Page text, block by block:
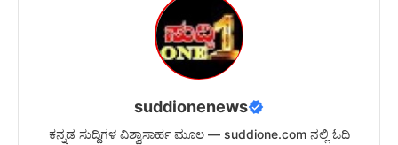
suddionenews
ಕನ್ನಡ ಸುದ್ದಿಗಳ ವಿಶ್ವಾಸಾರ್ಹ ಮೂಲ — suddione.com ನಲ್ಲಿ ಓದಿ